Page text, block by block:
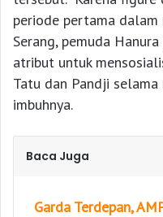
periode pertama dalam
Serang, pemuda
atribut untuk
Tatu dan Pandji selama
imbuhnya.
Baca Juga
Garda Terdepan,